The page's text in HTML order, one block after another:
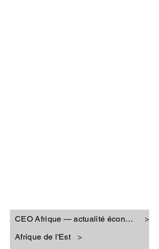
CEO Afrique — actualité économique
>
Afrique de l'Est
>